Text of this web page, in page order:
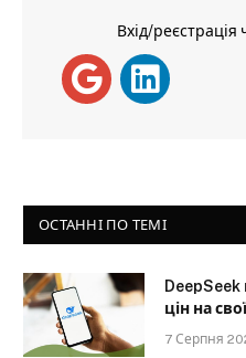
Вхід/
ОСТАННІ ПО ТЕМІ
цін на
7 Серпня